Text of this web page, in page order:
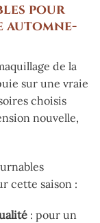
pour
de la
sur une vraie
choisis
nouvelle,
cette saison :
: pour un